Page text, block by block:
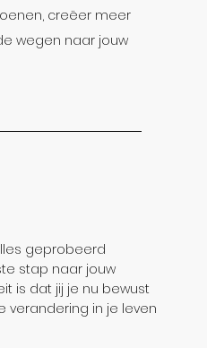
creëer meer
wegen naar jouw
geprobeerd
stap naar jouw
is dat jij je nu bewust
verandering in je leven